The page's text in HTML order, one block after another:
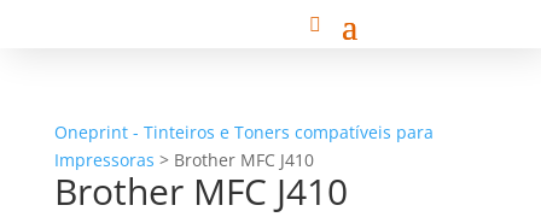
Oneprint - Tinteiros e Toners compatíveis para
Impressoras > Brother MFC J410
Brother MFC J410